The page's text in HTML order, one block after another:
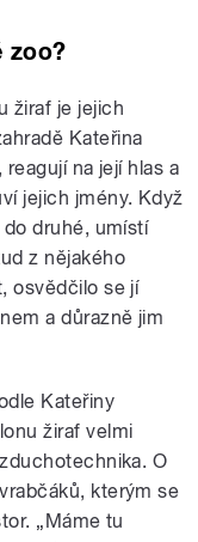
zoo?
žiraf je jejich
Kateřina
na její hlas a
jejich jmény. Když
druhé, umístí
z nějakého
osvědčilo se jí
a důrazně jim
Kateřiny
žiraf velmi
O
kterým se
„Máme tu